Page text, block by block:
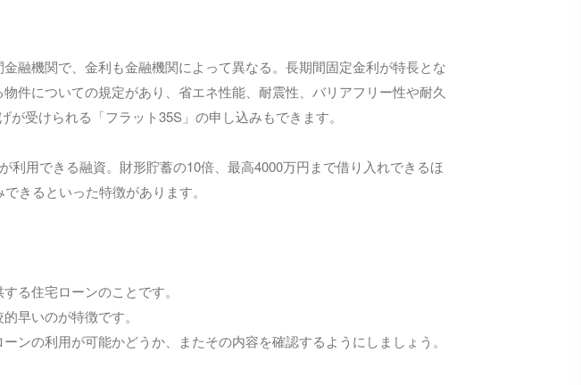
融機関で、金利も金融機関によって異なる。長期間固定金利が特長とな
件についての規定があり、省エネ性能、耐震性、バリアフリー性や耐久
受けられる「フラット35S」の申し込みもできます。
用できる融資。財形貯蓄の10倍、最高4000万円まで借り入れできるほ
きるといった特徴があります。
る住宅ローンのことです。
早いのが特徴です。
ンの利用が可能かどうか、またその内容を確認するようにしましょう。